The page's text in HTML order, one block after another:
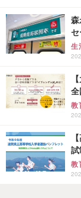
森
セ
生
全
教
試
教